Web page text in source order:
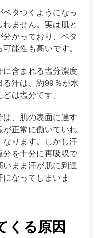
タつくようになっ
ません。実は肌と
かっており、ベタ
能性も高いです。
含まれる塩分濃度
る汗は、約99％が水
は塩分です。
、肌の表面に達す
が正常に働いていれ
ります。しかし汗
を十分に再吸収で
まま汗が肌に到達
なってしまいま
くる原因